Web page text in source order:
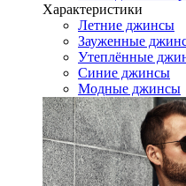
Характеристики
Летние джинсы
Зауженные
Утеплённые
Синие джинсы
Модные джинсы